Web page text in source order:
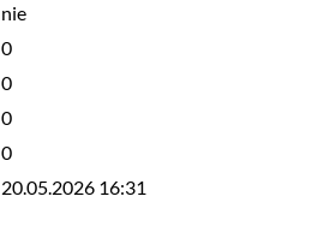
nie
0
0
0
0
20.05.2026 16:31